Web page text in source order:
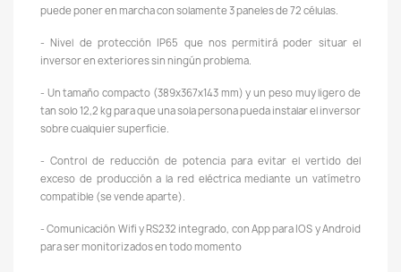
puede poner en marcha con solamente 3 paneles de 72 células.
- Nivel de protección IP65 que nos permitirá poder situar el
inversor en exteriores sin ningún problema.
- Un tamaño compacto (389x367x143 mm) y un peso muy ligero de
tan solo 12,2 kg para que una sola persona pueda instalar el inversor
sobre cualquier superficie.
- Control de reducción de potencia para evitar el vertido del
exceso de producción a la red eléctrica mediante un vatímetro
compatible (se vende aparte).
- Comunicación Wifi y RS232 integrado, con App para IOS y Android
para ser monitorizados en todo momento